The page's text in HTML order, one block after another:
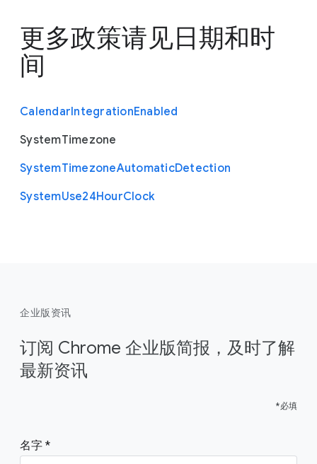
更多政策请见日期和时
间
CalendarIntegrationEnabled
SystemTimezone
SystemTimezoneAutomaticDetection
SystemUse24HourClock
企业版资讯
订阅 Chrome 企业版简报，及时了解
最新资讯
*必填
名字